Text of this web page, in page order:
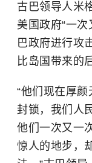
古巴领导人米
美国政府“一
巴政府进行攻
比岛国带来的
“他们现在厚
封锁，我们人
他们一次又一
惊人的地步，